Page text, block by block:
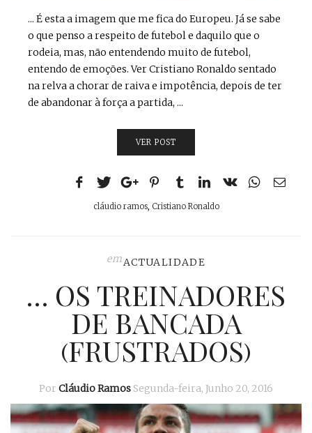
... É esta a imagem que me fica do Europeu. Já se sabe
o que penso a respeito de futebol e daquilo que o
rodeia, mas, não entendendo muito de futebol,
entendo de emoções. Ver Cristiano Ronaldo sentado
na relva a chorar de raiva e impotência, depois de ter
de abandonar à força a partida, ...
VER POST
cláudio ramos, Cristiano Ronaldo
emACTUALIDADE
… OS TREINADORES
DE BANCADA
(FRUSTRADOS)
Por Cláudio Ramos Segunda-feira, Junho 20, 2016